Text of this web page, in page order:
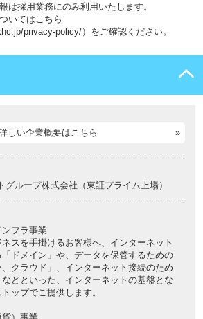
は採用業務にのみ利用いたします。
いてはこちら
privacy-policy/）をご確認ください。
しい企業概要はこちら
グループ株式会社（東証プライム上場）
フラ事業
スを手掛けるお客様へ、インターネット
ドメイン」や、データを保管するための
、クラウド」、インターネット接続のため
どといった、インターネットの基盤とな
ップでご提供します。